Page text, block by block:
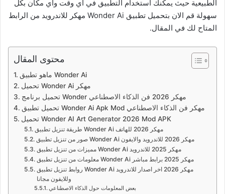
الطبيعية حيث يمكنك استخدام التطبيق في اي وقت واي مكان بكل
سهولة قم الان بتحميل تطبيق Wonder Ai مهكر للاندرويد من الرابط
المتاح لك في المقال.
محتوى المقال
ماهو تطبيق Wonder Ai
تحميل Wonder Ai مهكر
تحميل برنامج Wonder مهكر 2026 فن الذكاء الاصطناعي
تحميل تطبيق Wonder Ai Apk Mod مهكر فن الذكاء الاصطناعي
تحميل Wonder AI Art Generator 2026 Mod APK
طريقة تنزيل تطبيق Wonder Ai مهكر 2026 للهاتف
صور من تنزيل تطبيق Wonder Ai مهكر 2026 للاندرويد والايفون
مميزات من تنزيل تطبيق Wonder Ai مهكر 2025 للاندرويد
معلومات من تنزيل تطبيق Wonder Ai مهكر 2025 برابط مباشر
روابط تنزيل تطبيق Wonder Ai مهكر 2026 اخر اصدار للاندرويد
وللايفون مجانا
بعض المعلومات حول الذكاء الاصطناعي